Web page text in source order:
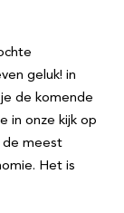
geluk! in
de komende
in onze kijk op
de meest
Het is